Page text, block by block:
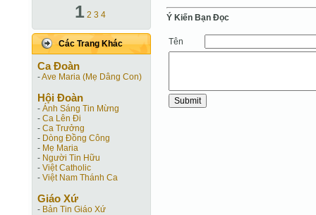
1 2 3 4
Các Trang Khác
Ca Ðoàn
-Ave Maria (Mẹ Dâng Con)
Hội Ðoàn
- Ánh Sáng Tin Mừng
- Ca Lên Đi
- Ca Trưởng
- Dòng Đồng Công
- Mẹ Maria
- Người Tin Hữu
- Việt Catholic
- Việt Nam Thánh Ca
Giáo Xứ
- Bản Tin Giáo Xứ
Ý Kiến Bạn Ðọc
Tên